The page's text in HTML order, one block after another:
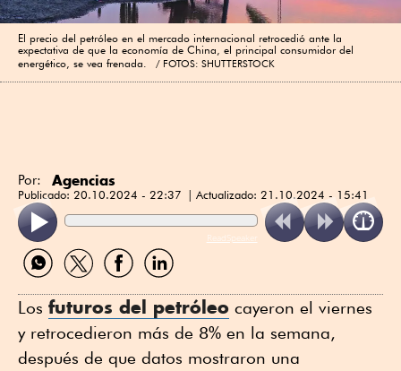
El precio del petróleo en el mercado internacional retrocedió ante la
expectativa de que la economía de China, el principal consumidor del
energético, se vea frenada.
FOTOS: SHUTTERSTOCK
Por: Agencias
Publicado: 20.10.2024 - 22:37 Actualizado: 21.10.2024 - 15:41
ReadSpeaker
Compartir
por
Compartir
por
Compartir
por
Compartir
por
Los futuros del petróleo cayeron el viernes
y retrocedieron más de 8% en la semana,
después de que datos mostraron una